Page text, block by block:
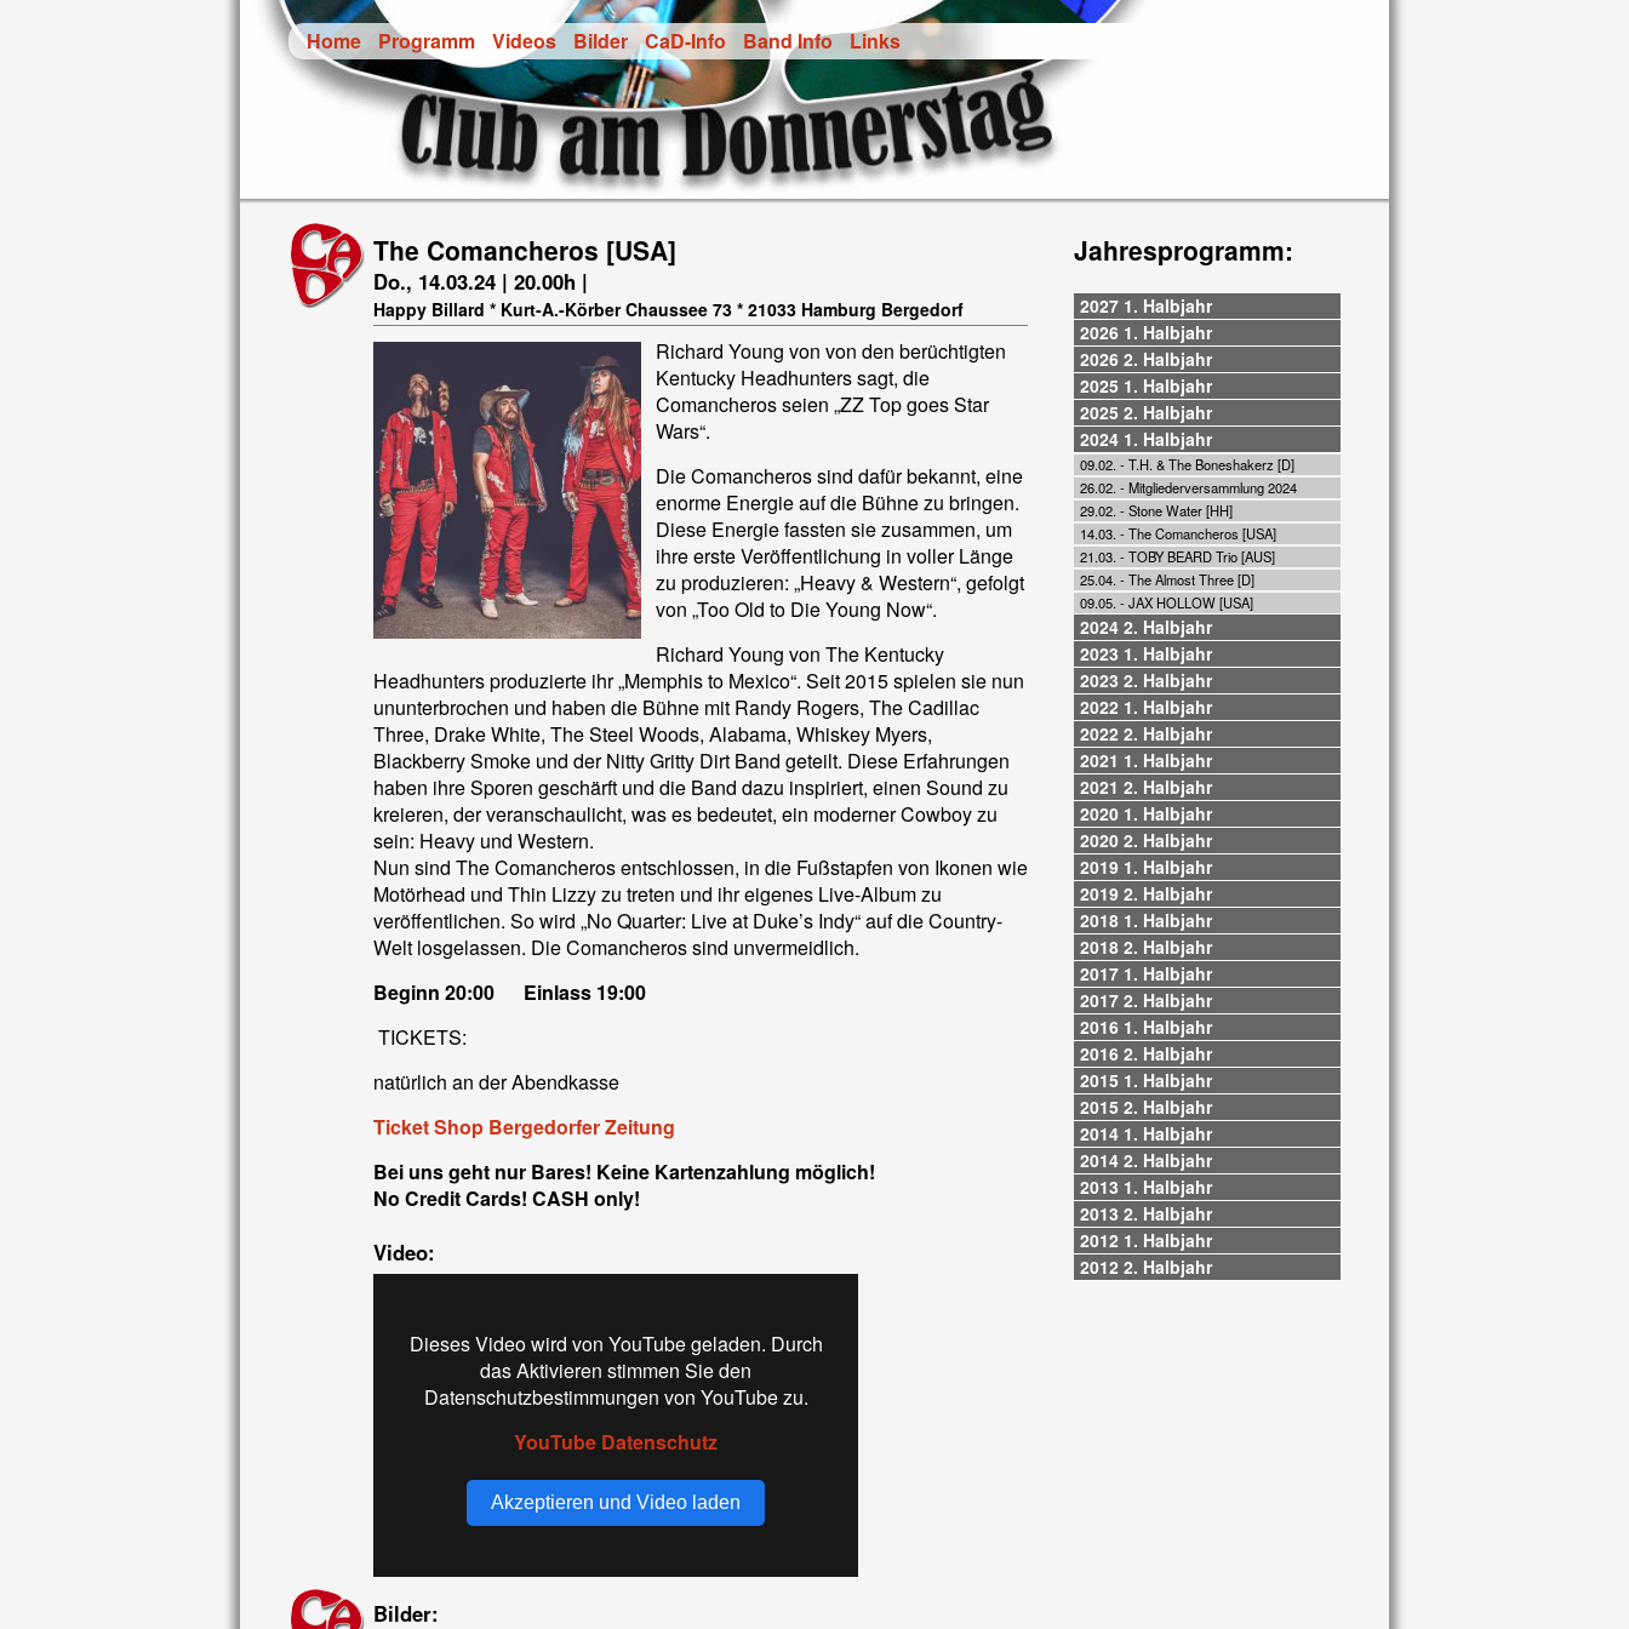
Home Programm Videos Bilder CaD-Info Band Info Links
The Comancheros [USA]
Do., 14.03.24 | 20.00h |
Happy Billard * Kurt-A.-Körber Chaussee 73 * 21033 Hamburg Bergedorf
Richard Young von von den berüchtigten
Kentucky Headhunters sagt, die
Comancheros seien „ZZ Top goes Star
Wars“.
Die Comancheros sind dafür bekannt, eine
enorme Energie auf die Bühne zu bringen.
Diese Energie fassten sie zusammen, um
ihre erste Veröffentlichung in voller Länge
zu produzieren: „Heavy & Western“, gefolgt
von „Too Old to Die Young Now“.
Richard Young von The Kentucky
Headhunters produzierte ihr „Memphis to Mexico“. Seit 2015 spielen sie nun
ununterbrochen und haben die Bühne mit Randy Rogers, The Cadillac
Three, Drake White, The Steel Woods, Alabama, Whiskey Myers,
Blackberry Smoke und der Nitty Gritty Dirt Band geteilt. Diese Erfahrungen
haben ihre Sporen geschärft und die Band dazu inspiriert, einen Sound zu
kreieren, der veranschaulicht, was es bedeutet, ein moderner Cowboy zu
sein: Heavy und Western.
Nun sind The Comancheros entschlossen, in die Fußstapfen von Ikonen wie
Motörhead und Thin Lizzy zu treten und ihr eigenes Live-Album zu
veröffentlichen. So wird „No Quarter: Live at Duke’s Indy“ auf die Country-
Welt losgelassen. Die Comancheros sind unvermeidlich.
Beginn 20:00 Einlass 19:00
TICKETS:
natürlich an der Abendkasse
Ticket Shop Bergedorfer Zeitung
Bei uns geht nur Bares! Keine Kartenzahlung möglich!
No Credit Cards! CASH only!
Video:
Dieses Video wird von YouTube geladen. Durch
das Aktivieren stimmen Sie den
Datenschutzbestimmungen von YouTube zu.
YouTube Datenschutz
Akzeptieren und Video laden
Bilder:
Jahresprogramm:
2027 1. Halbjahr
2026 1. Halbjahr
2026 2. Halbjahr
2025 1. Halbjahr
2025 2. Halbjahr
2024 1. Halbjahr
09.02. - T.H. & The Boneshakerz [D]
26.02. - Mitgliederversammlung 2024
29.02. - Stone Water [HH]
14.03. - The Comancheros [USA]
21.03. - TOBY BEARD Trio [AUS]
25.04. - The Almost Three [D]
09.05. - JAX HOLLOW [USA]
2024 2. Halbjahr
2023 1. Halbjahr
2023 2. Halbjahr
2022 1. Halbjahr
2022 2. Halbjahr
2021 1. Halbjahr
2021 2. Halbjahr
2020 1. Halbjahr
2020 2. Halbjahr
2019 1. Halbjahr
2019 2. Halbjahr
2018 1. Halbjahr
2018 2. Halbjahr
2017 1. Halbjahr
2017 2. Halbjahr
2016 1. Halbjahr
2016 2. Halbjahr
2015 1. Halbjahr
2015 2. Halbjahr
2014 1. Halbjahr
2014 2. Halbjahr
2013 1. Halbjahr
2013 2. Halbjahr
2012 1. Halbjahr
2012 2. Halbjahr